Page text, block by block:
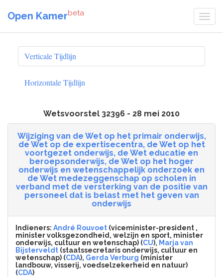
Open Kamerbeta
Verticale Tijdlijn
Horizontale Tijdlijn
Wetsvoorstel 32396 - 28 mei 2010
Wijziging van de Wet op het primair onderwijs,
de Wet op de expertisecentra, de Wet op het
voortgezet onderwijs, de Wet educatie en
beroepsonderwijs, de Wet op het hoger
onderwijs en wetenschappelijk onderzoek en
de Wet medezeggenschap op scholen in
verband met de versterking van de positie van
personeel dat is belast met het geven van
onderwijs
Indieners: André Rouvoet (viceminister-president ,
minister volksgezondheid, welzijn en sport, minister
onderwijs, cultuur en wetenschap) (CU), Marja van
Bijsterveldt (staatssecretaris onderwijs, cultuur en
wetenschap) (CDA), Gerda Verburg (minister
landbouw, visserij, voedselzekerheid en natuur)
(CDA)